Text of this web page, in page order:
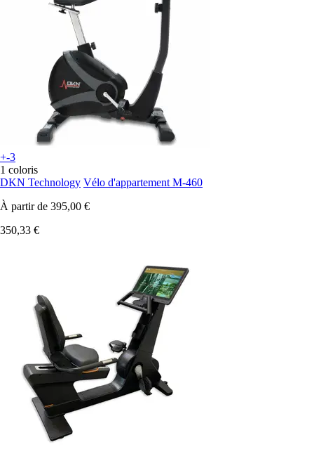
+-3
1 coloris
DKN Technology Vélo d'appartement M-460
À partir de 395,00 €
350,33 €